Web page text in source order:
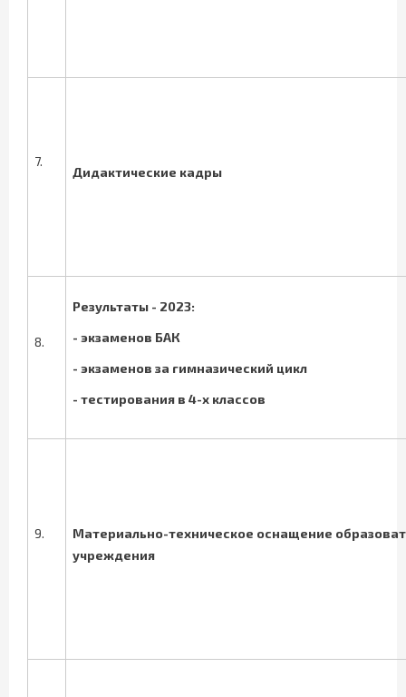
7.
Дидактические кадры
8.
Результаты - 2023:
- экзаменов БАК
- экзаменов за гимназический цикл
- тестирования в 4-х классов
9.
Материально-техническое оснащение
учреждения